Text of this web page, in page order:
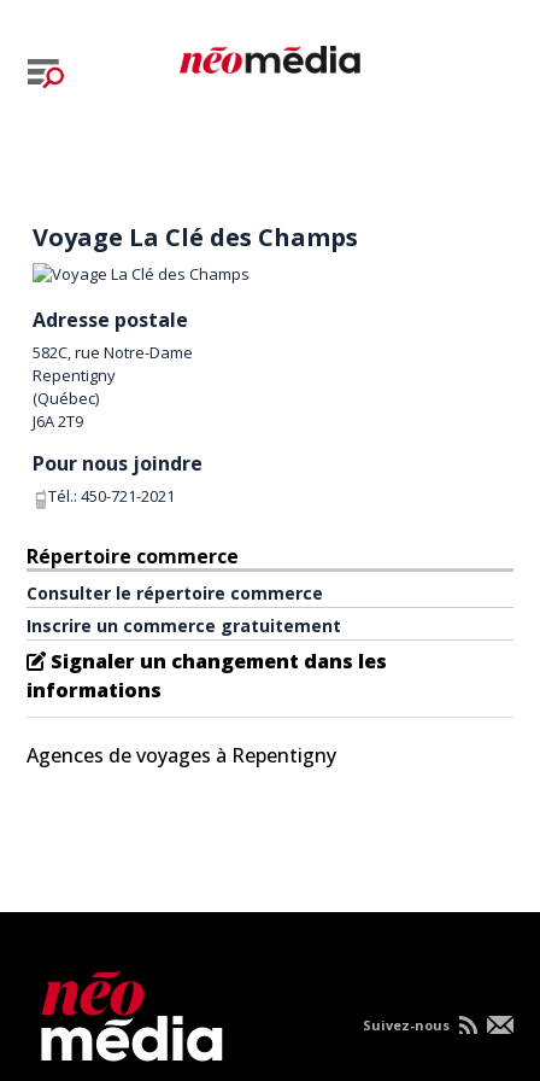
Voyage La Clé des Champs
Adresse postale
582C, rue Notre-Dame
Repentigny
(Québec)
J6A 2T9
Pour nous joindre
Tél.:450-721-2021
Répertoire commerce
Consulter le répertoire commerce
Inscrire un commerce gratuitement
Signaler un changement dans les
informations
Agences de voyages à Repentigny
Suivez-nous